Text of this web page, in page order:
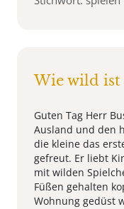
Wie wild ist
Guten Tag Herr
Ausland und den
die kleine das
gefreut. Er liebt
mit wilden
Füßen gehalten
Wohnung gedüst